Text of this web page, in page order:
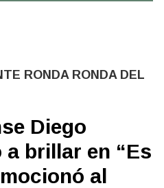
RONDA RONDA DEL
Diego
brillar en “Es
al